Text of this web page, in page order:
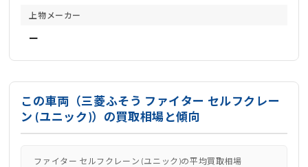
上物メーカー
ー
この車両（三菱ふそう ファイター セルフクレー
ン (ユニック)）の買取相場と傾向
ファイター セルフクレーン (ユニック)の平均買取相場